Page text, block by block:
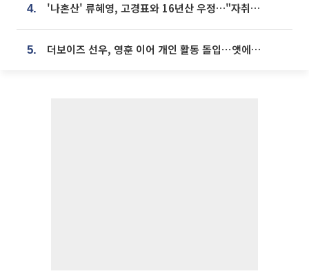
4. '나혼산' 류혜영, 고경표와 16년산 우정…"자취방서 부모님과 마주쳐"
5. 더보이즈 선우, 영훈 이어 개인 활동 돌입⋯앳에어리어와 전속계약